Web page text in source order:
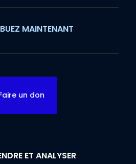
MAINTENANT
un don
ET ANALYSER